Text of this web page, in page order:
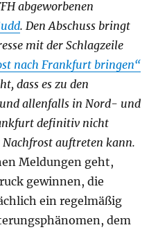
abgeworbenen
. Den Abschuss bringt
mit der Schlagzeile
nach Frankfurt bringen“
dass es zu den
allenfalls in Nord- und
definitiv nicht
auftreten kann.
Meldungen geht,
gewinnen, die
ein regelmäßig
dem